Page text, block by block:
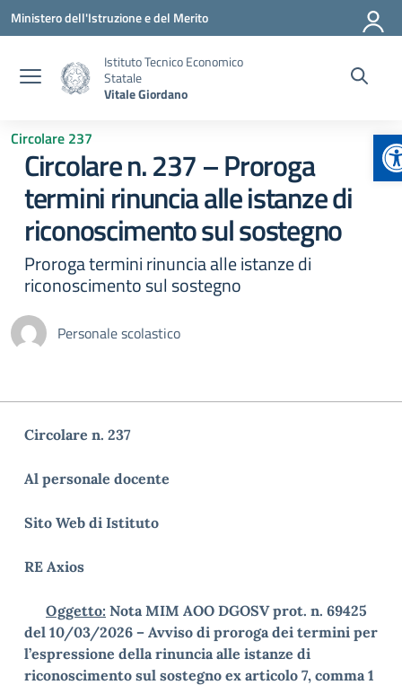
Vai ai contenuti
Vai al menu di navigazione
Vai al footer
Ministero dell'Istruzione e del Merito
Istituto Tecnico Economico
Statale
Vitale Giordano
Circolare 237
Circolare n. 237 – Proroga
termini rinuncia alle istanze di
riconoscimento sul sostegno
Proroga termini rinuncia alle istanze di
riconoscimento sul sostegno
Personale scolastico
Circolare n. 237
Al personale docente
Sito Web di Istituto
RE Axios
Oggetto: Nota MIM AOO DGOSV prot. n. 69425
del 10/03/2026 – Avviso di proroga dei termini per
l’espressione della rinuncia alle istanze di
riconoscimento sul sostegno ex articolo 7, comma 1